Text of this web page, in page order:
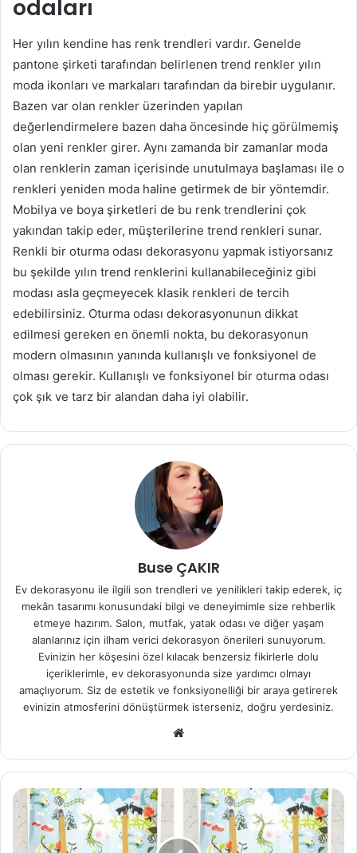
odaları
Her yılın kendine has renk trendleri vardır. Genelde
pantone şirketi tarafından belirlenen trend renkler yılın
moda ikonları ve markaları tarafından da birebir uygulanır.
Bazen var olan renkler üzerinden yapılan
değerlendirmelere bazen daha öncesinde hiç görülmemiş
olan yeni renkler girer. Aynı zamanda bir zamanlar moda
olan renklerin zaman içerisinde unutulmaya başlaması ile o
renkleri yeniden moda haline getirmek de bir yöntemdir.
Mobilya ve boya şirketleri de bu renk trendlerini çok
yakından takip eder, müşterilerine trend renkleri sunar.
Renkli bir oturma odası dekorasyonu yapmak istiyorsanız
bu şekilde yılın trend renklerini kullanabileceğiniz gibi
modası asla geçmeyecek klasik renkleri de tercih
edebilirsiniz. Oturma odası dekorasyonunun dikkat
edilmesi gereken en önemli nokta, bu dekorasyonun
modern olmasının yanında kullanışlı ve fonksiyonel de
olması gerekir. Kullanışlı ve fonksiyonel bir oturma odası
çok şık ve tarz bir alandan daha iyi olabilir.
Buse ÇAKIR
Ev dekorasyonu ile ilgili son trendleri ve yenilikleri takip ederek, iç
mekân tasarımı konusundaki bilgi ve deneyimimle size rehberlik
etmeye hazırım. Salon, mutfak, yatak odası ve diğer yaşam
alanlarınız için ilham verici dekorasyon önerileri sunuyorum.
Evinizin her köşesini özel kılacak benzersiz fikirlerle dolu
içeriklerimle, ev dekorasyonunda size yardımcı olmayı
amaçlıyorum. Siz de estetik ve fonksiyonelliği bir araya getirerek
evinizin atmosferini dönüştürmek isterseniz, doğru yerdesiniz.
sit
esi